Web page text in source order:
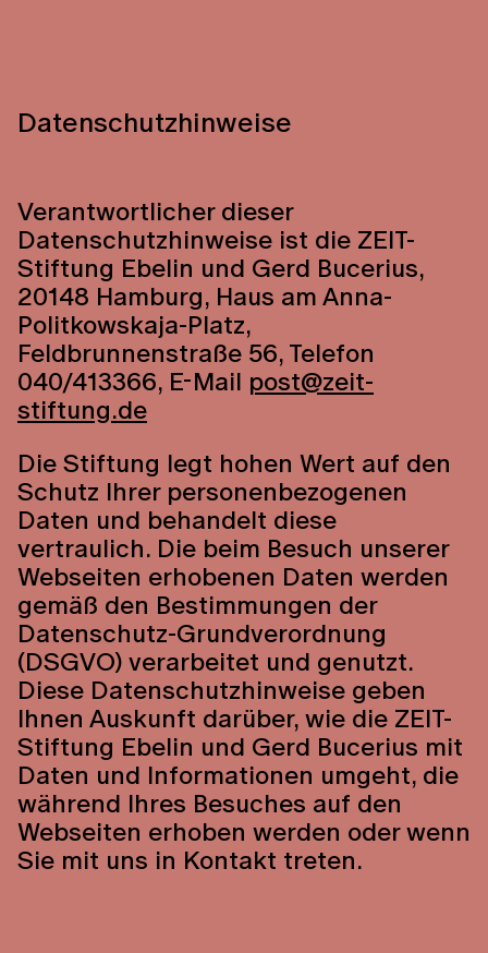
Datenschutzhinweise
Verantwortlicher dieser
Datenschutzhinweise ist die ZEIT-
Stiftung Ebelin und Gerd Bucerius,
20148 Hamburg, Haus am Anna-
Politkowskaja-Platz,
Feldbrunnenstraße 56, Telefon
040/413366, E-Mail post@zeit-
stiftung.de
Die Stiftung legt hohen Wert auf den
Schutz Ihrer personenbezogenen
Daten und behandelt diese
vertraulich. Die beim Besuch unserer
Webseiten erhobenen Daten werden
gemäß den Bestimmungen der
Datenschutz-Grundverordnung
(DSGVO) verarbeitet und genutzt.
Diese Datenschutzhinweise geben
Ihnen Auskunft darüber, wie die ZEIT-
Stiftung Ebelin und Gerd Bucerius mit
Daten und Informationen umgeht, die
während Ihres Besuches auf den
Webseiten erhoben werden oder wenn
Sie mit uns in Kontakt treten.